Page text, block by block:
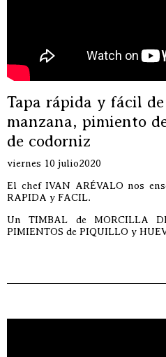
Tapa rápida y fácil
manzana, pimiento
de codorniz
viernes 10 julio2020
El chef IVAN ARÉVALO nos
RAPIDA y FACIL.
Un TIMBAL de MORCILLA
PIMIENTOS de PIQUILLO y